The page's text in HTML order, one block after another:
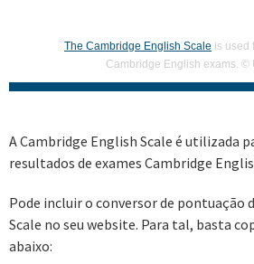
The Cambridge English Scale is used
Cambridge English exams. ©
A Cambridge English Scale é utilizada
resultados de exames Cambridge
Pode incluir o conversor de pontuação
Scale no seu website. Para tal, basta
abaixo: